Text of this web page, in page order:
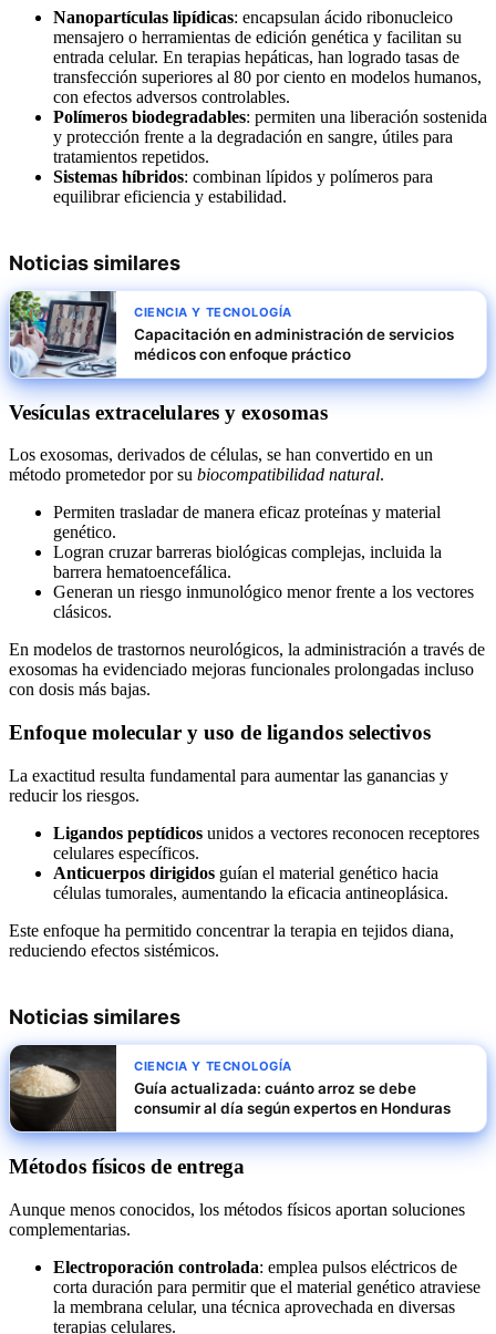
Nanopartículas lipídicas: encapsulan ácido ribonucleico
mensajero o herramientas de edición genética y facilitan su
entrada celular. En terapias hepáticas, han logrado tasas de
transfección superiores al 80 por ciento en modelos humanos,
con efectos adversos controlables.
Polímeros biodegradables: permiten una liberación sostenida
y protección frente a la degradación en sangre, útiles para
tratamientos repetidos.
Sistemas híbridos: combinan lípidos y polímeros para
equilibrar eficiencia y estabilidad.
Noticias similares
CIENCIA Y TECNOLOGÍA
Capacitación en administración de servicios
médicos con enfoque práctico
Vesículas extracelulares y exosomas
Los exosomas, derivados de células, se han convertido en un
método prometedor por su biocompatibilidad natural.
Permiten trasladar de manera eficaz proteínas y material
genético.
Logran cruzar barreras biológicas complejas, incluida la
barrera hematoencefálica.
Generan un riesgo inmunológico menor frente a los vectores
clásicos.
En modelos de trastornos neurológicos, la administración a través de
exosomas ha evidenciado mejoras funcionales prolongadas incluso
con dosis más bajas.
Enfoque molecular y uso de ligandos selectivos
La exactitud resulta fundamental para aumentar las ganancias y
reducir los riesgos.
Ligandos peptídicos unidos a vectores reconocen receptores
celulares específicos.
Anticuerpos dirigidos guían el material genético hacia
células tumorales, aumentando la eficacia antineoplásica.
Este enfoque ha permitido concentrar la terapia en tejidos diana,
reduciendo efectos sistémicos.
Noticias similares
CIENCIA Y TECNOLOGÍA
Guía actualizada: cuánto arroz se debe
consumir al día según expertos en Honduras
Métodos físicos de entrega
Aunque menos conocidos, los métodos físicos aportan soluciones
complementarias.
Electroporación controlada: emplea pulsos eléctricos de
corta duración para permitir que el material genético atraviese
la membrana celular, una técnica aprovechada en diversas
terapias celulares.